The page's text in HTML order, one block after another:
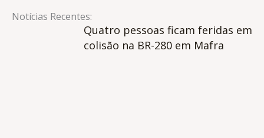
Notícias Recentes:
Quatro pessoas ficam feridas em
colisão na BR-280 em Mafra